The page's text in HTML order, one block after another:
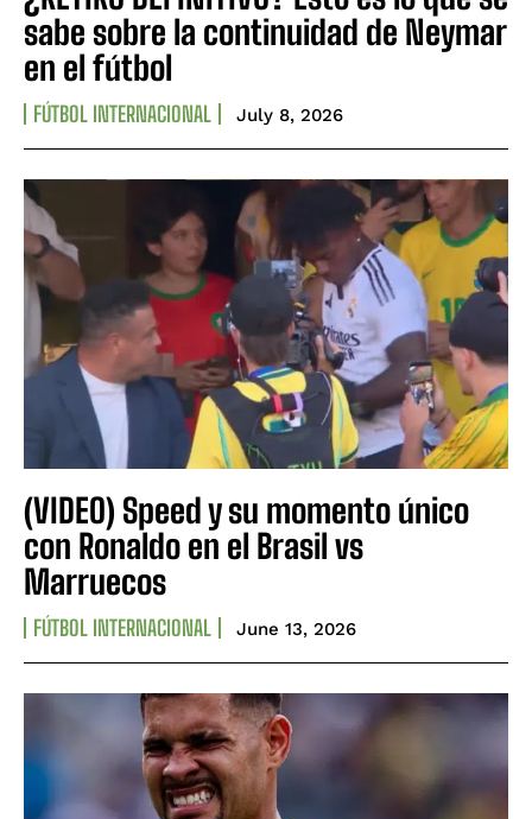
sabe sobre la continuidad de Neymar
en el fútbol
FÚTBOL INTERNACIONAL July 8, 2026
(VIDEO) Speed y su momento único
con Ronaldo en el Brasil vs
Marruecos
FÚTBOL INTERNACIONAL June 13, 2026